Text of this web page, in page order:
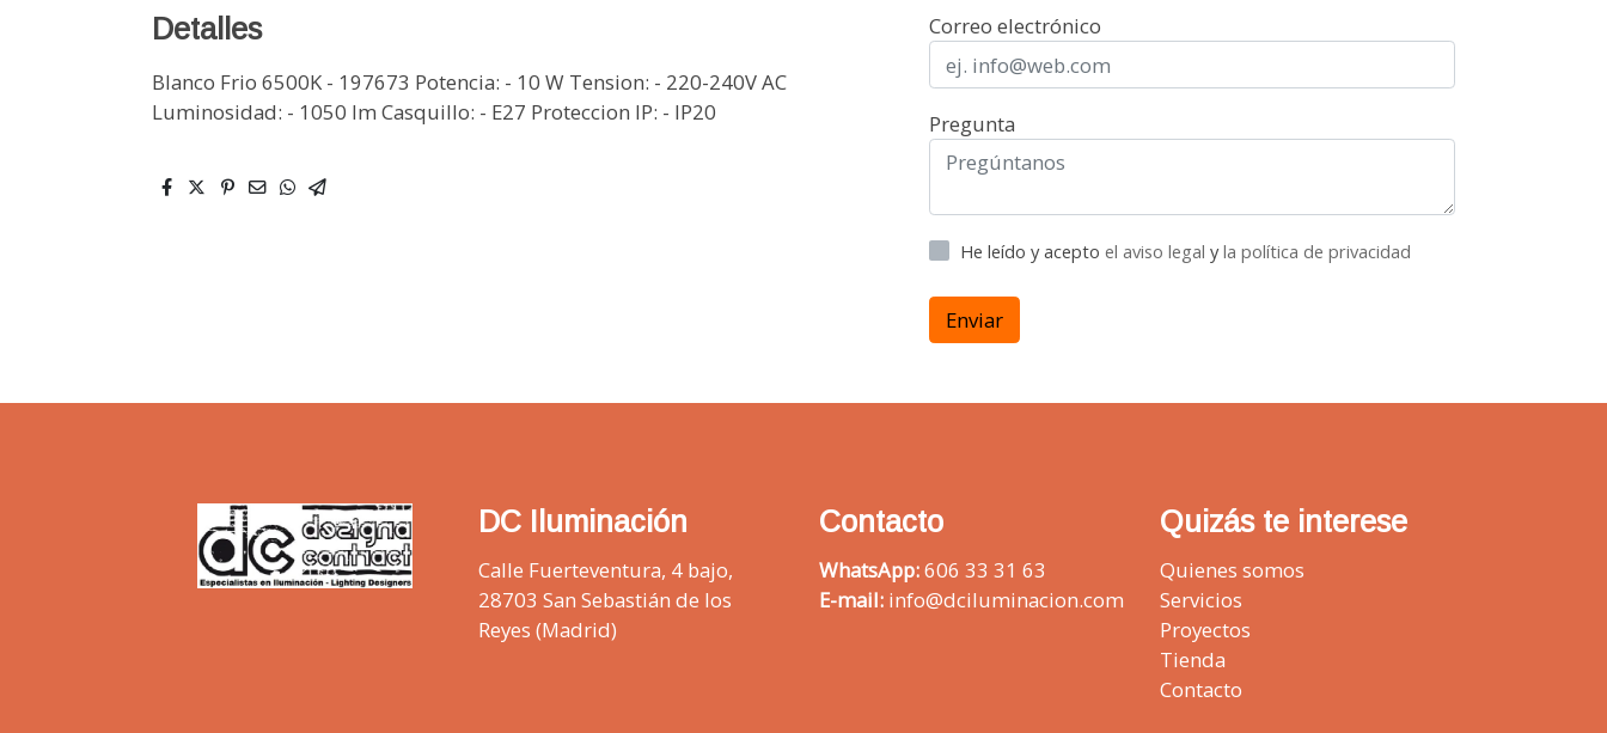
Detalles
Blanco Frio 6500K - 197673 Potencia: - 10 W Tension: - 220-240V AC
Luminosidad: - 1050 lm Casquillo: - E27 Proteccion IP: - IP20
Correo electrónico
Pregunta
He leído y acepto el aviso legal yla política de privacidad
Enviar
DC Iluminación
Calle Fuerteventura, 4 bajo,
28703 San Sebastián de los
Reyes (Madrid)
Contacto
WhatsApp:606 33 31 63
E-mail: info@dciluminacion.com
Quizás te interese
Quienes somos
Servicios
Proyectos
Tienda
Contacto